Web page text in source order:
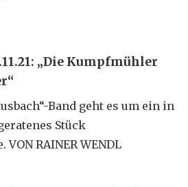
„Die Kumpfmühler
Band geht es um ein in
Stück
VON RAINER WENDL